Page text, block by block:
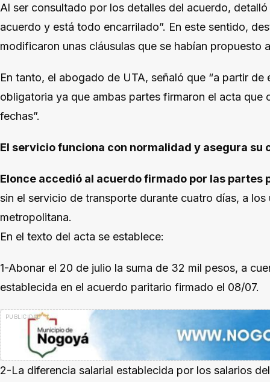
Al ser consultado por los detalles del acuerdo,
acuerdo y está todo encarrilado”. En este sentido,
modificaron unas cláusulas que se habían propuesto
En tanto, el abogado de UTA, señaló que “a partir
obligatoria ya que ambas partes firmaron el acta que
fechas”.
El servicio funciona con normalidad y asegura su
Elonce accedió al acuerdo firmado por las partes
sin el servicio de transporte durante cuatro días, a los
metropolitana.
En el texto del acta se establece:
1-Abonar el 20 de julio la suma de 32 mil pesos, a
establecida en el acuerdo paritario firmado el 08/07.
2-La diferencia salarial establecida por los salarios